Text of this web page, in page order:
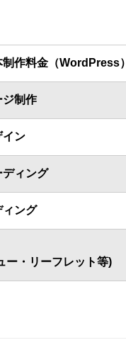
作料金（WordPress）
ジ制作
イン
ディング
ィング
ー・リーフレット等)